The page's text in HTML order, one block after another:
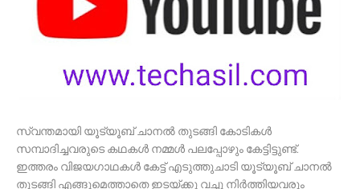
സ്വന്തമായി യൂട്യൂബ് ചാനല്‍ തുടങ്ങി കോടികള്‍
സമ്പാദിച്ചവരുടെ കഥകള്‍ നമ്മള്‍ പലപ്പോഴും കേട്ടിട്ടുണ്ട്.
ഇത്തരം വിജയഗാഥകള്‍ കേട്ട് എടുത്തുചാടി യൂട്യൂബ് ചാനല്‍
തുടങ്ങി എങ്ങുമെത്താതെ ഇടയ്ക്കു വച്ചു നിര്‍ത്തിയവരും